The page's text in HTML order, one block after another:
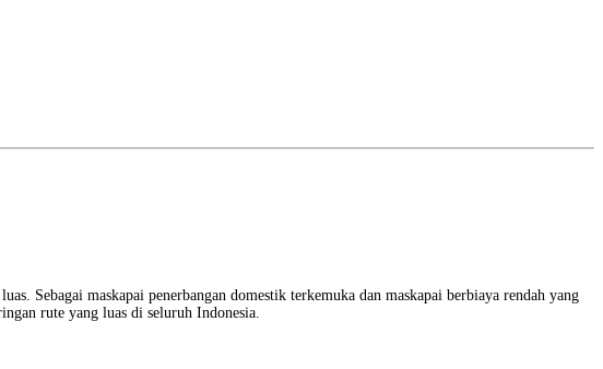
Sebagai maskapai penerbangan domestik terkemuka dan maskapai berbiaya rendah yang
rute yang luas di seluruh Indonesia.